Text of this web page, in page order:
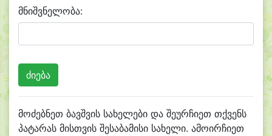
მნიშვნელობა:
მოძებნეთ ბავშვის სახელები და შეურჩიეთ თქვენს
პატარას მისთვის შესაბამისი სახელი. ამოირჩიეთ